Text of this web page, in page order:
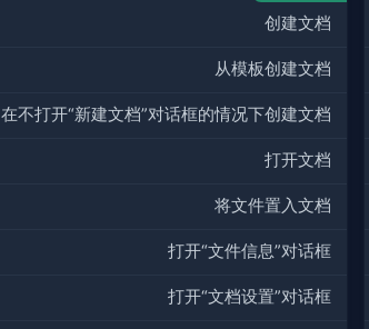
创建文档
从模板创建文档
在不打开“新建文档”对话框的情况下创建文档
打开文档
将文件置入文档
打开“文件信息”对话框
打开“文档设置”对话框